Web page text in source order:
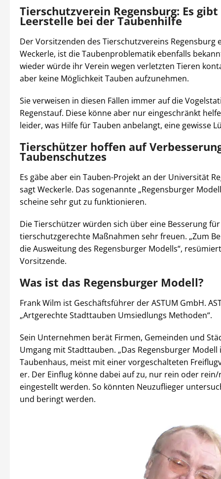
Tierschutzverein Regensburg: Es
Leerstelle bei der Taubenhilfe
Der Vorsitzenden des Tierschutzvereins Regensburg
Weckerle, ist die Taubenproblematik ebenfalls
wieder würde ihr Verein wegen verletzten Tieren
aber keine Möglichkeit Tauben aufzunehmen.
Sie verweisen in diesen Fällen immer auf die
Regenstauf. Diese könne aber nur eingeschränkt
leider, was Hilfe für Tauben anbelangt, eine gewisse
Tierschützer hoffen auf
Taubenschutzes
Es gäbe aber ein Tauben-Projekt an der Universität
sagt Weckerle. Das sogenannte „Regensburger
scheine sehr gut zu funktionieren.
Die Tierschützer würden sich über eine Besserung
tierschutzgerechte Maßnahmen sehr freuen. „Zum
die Ausweitung des Regensburger Modells“,
Vorsitzende.
Was ist das Regensburger Modell?
Frank Wilm ist Geschäftsführer der ASTUM GmbH.
„Artgerechte Stadttauben Umsiedlungs Methoden“.
Sein Unternehmen berät Firmen, Gemeinden und
Umgang mit Stadttauben. „Das Regensburger Modell
Taubenhaus, meist mit einer vorgeschalteten
er. Der Einflug könne dabei auf zu, nur rein oder rein/
eingestellt werden. So könnten Neuzuflieger
und beringt werden.